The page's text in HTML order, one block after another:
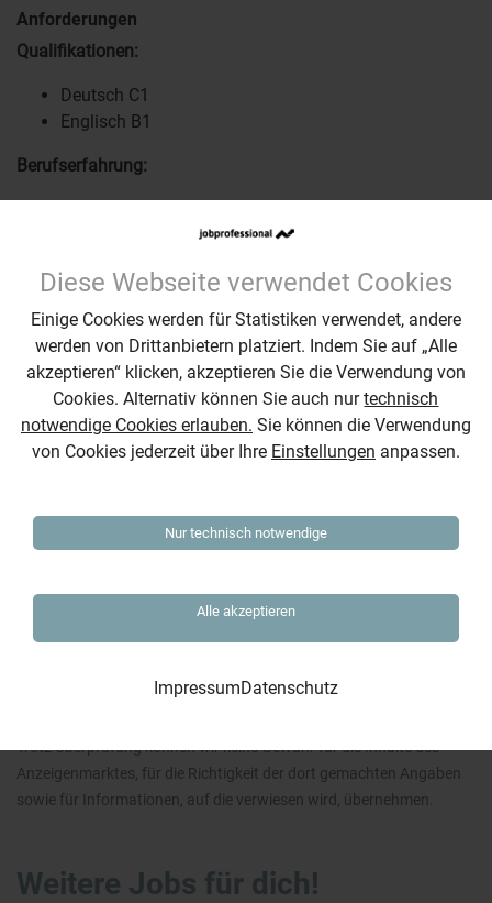
Diese Webseite verwendet Cookies
Einige Cookies werden für Statistiken verwendet, andere
werden von Drittanbietern platziert. Indem Sie auf „Alle
akzeptieren“ klicken, akzeptieren Sie die Verwendung von
Cookies. Alternativ können Sie auch nurtechnisch
notwendige Cookies erlauben. Sie können die Verwendung
von Cookies jederzeit über Ihre Einstellungen anpassen.
Nur technisch notwendige
Alle akzeptieren
ImpressumDatenschutz
Anforderungen
Qualifikationen:
Deutsch C1
Englisch B1
Berufserfahrung:
Erfahrung mit den Tools "Maximo" und "BWT" -
Einsatzort
Bitte passen Sie IhreCookie-Einstellungenan, um
die Karte von Google-Maps anzuzeigen.
Trotz Überprüfung können wir keine Gewähr für die Inhalte des
Anzeigenmarktes, für die Richtigkeit der dort gemachten Angaben
sowie für Informationen, auf die verwiesen wird, übernehmen.
Weitere Jobs für dich!